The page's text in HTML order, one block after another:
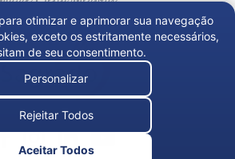
otimizar e aprimorar sua navegação
exceto os estritamente necessários,
de seu consentimento.
Personalizar
Rejeitar Todos
Aceitar Todos